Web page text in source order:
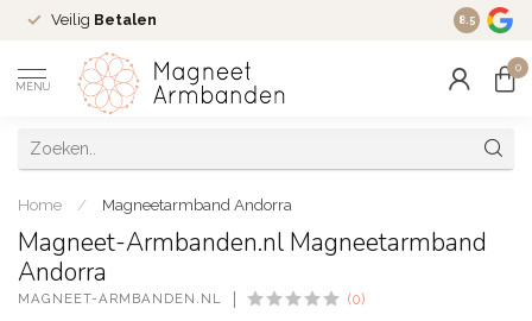
Veilig Betalen Ruim 16
8.5
MENU
0
Home / Magneetarmband Andorra
Magneet-Armbanden.nl Magneetarmband
Andorra
MAGNEET-ARMBANDEN.NL (0)